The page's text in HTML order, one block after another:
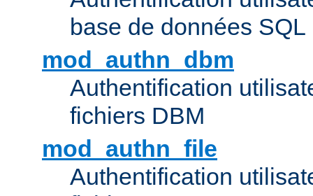
base de données SQL
mod_authn_dbm
Authentification
fichiers DBM
mod_authn_file
Authentification